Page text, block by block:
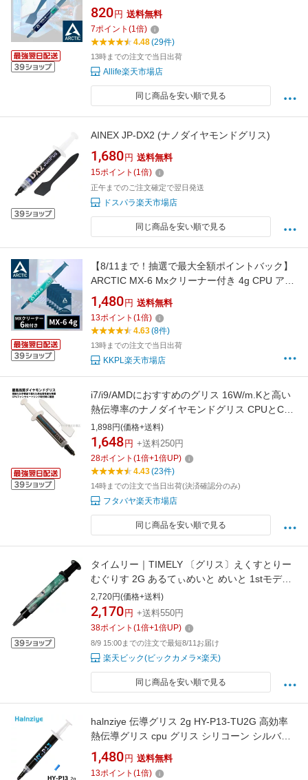
非導電性 サーマルコンパウンド ペースト シリ
コングリス ヒートシンク CPU 冷却グリス 冷却
冷却グリース
820 円 送料無料
7ポイント (1倍)
4.48(29件)
13時までの注文で当日出荷
Allife楽天市場店
同じ商品を安い順で見る
AINEX JP-DX2 (ナノダイヤモンドグリス)
1,680 円 送料無料
15ポイント (1倍)
正午までのご注文確定で翌日発送
ドスパラ楽天市場店
同じ商品を安い順で見る
【8/11まで！抽選で最大全額ポイントバック】
ARCTIC MX-6 Mxクリーナー付き 4g CPU アー
クティック MX6 グリス グリース 熱伝導グリス
非導電性 サーマルコンパウンド ペースト シリ
コングリス ヒートシンク 冷却グリス
1,480 円 送料無料
13ポイント (1倍)
4.63(8件)
13時までの注文で当日出荷
KKPL楽天市場店
i7/i9/AMDにおすすめのグリス 16W/m.Kと高い
熱伝導率のナノダイヤモンドグリス CPUとCPU
FANの間に塗るのに最適製品 塗り替えメンテに
AINEX JP-DX1
1,898円(価格+送料)
1,648 円 +送料250円
28ポイント (1倍+1倍UP)
4.43(23件)
14時までの注文で当日出荷(決済確認分のみ)
フタバヤ楽天市場店
同じ商品を安い順で見る
タイムリー｜TIMELY 〔グリス〕えくすとりー
むぐりす 2G あるてぃめいと めいと 1stモデル
CLOCK WORK TEA PARTY グレー CWTP-
EG2GUM-L
2,720円(価格+送料)
2,170 円 +送料550円
38ポイント (1倍+1倍UP)
8/9 15:00までの注文で最短8/11お届け
楽天ビック(ビックカメラ×楽天)
同じ商品を安い順で見る
halnziye 伝導グリス 2g HY-P13-TU2G 高効率
熱伝導グリス cpu グリス シリコーン シルバー
グリス 絶縁 冷却グリス 耐久性 CPUファン冷却
pc gpu ps4 ps3
1,480 円 送料無料
13ポイント (1倍)